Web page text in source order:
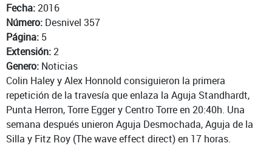
Fecha:2016
Número: Desnivel 357
Página: 5
Extensión:2
Genero: Noticias
Colin Haley y Alex Honnold consiguieron la primera
repetición de la travesía que enlaza la Aguja Standhardt,
Punta Herron, Torre Egger y Centro Torre en 20:40h. Una
semana después unieron Aguja Desmochada, Aguja de la
Silla y Fitz Roy (The wave effect direct) en 17 horas.